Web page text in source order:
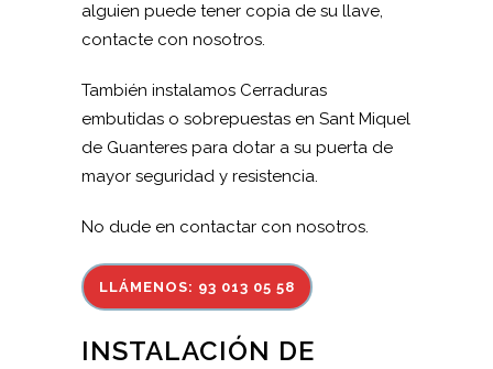
alguien puede tener copia de su llave,
contacte con nosotros.
También instalamos Cerraduras
embutidas o sobrepuestas en Sant Miquel
de Guanteres para dotar a su puerta de
mayor seguridad y resistencia.
No dude en contactar con nosotros.
LLÁMENOS: 93 013 05 58
INSTALACIÓN DE